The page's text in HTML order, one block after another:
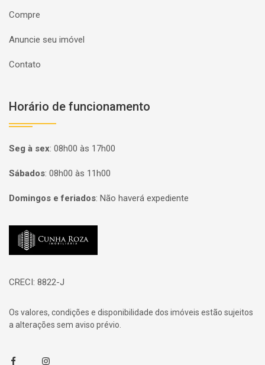
Compre
Anuncie seu imóvel
Contato
Horário de funcionamento
Seg à sex: 08h00 às 17h00
Sábados: 08h00 às 11h00
Domingos e feriados: Não haverá expediente
Página inicial
CRECI: 8822-J
Os valores, condições e disponibilidade dos imóveis estão sujeitos
a alterações sem aviso prévio.
FacebookInstagram